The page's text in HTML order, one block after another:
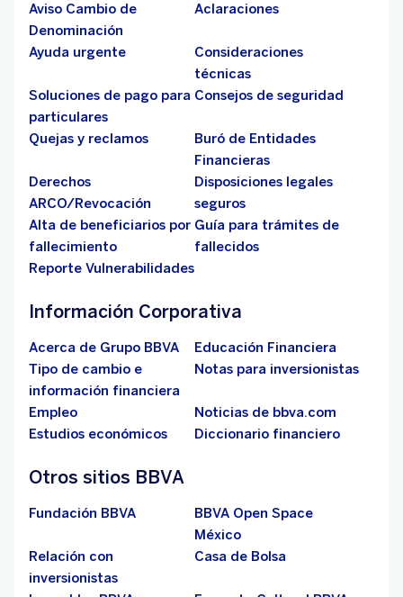
Aviso Cambio de
Denominación
Aclaraciones
Ayuda urgente
Consideraciones
técnicas
Soluciones de pago para
particulares
Consejos de seguridad
Quejas y reclamos
Buró de Entidades
Financieras
Derechos
ARCO/Revocación
Disposiciones legales
seguros
Alta de beneficiarios por
fallecimiento
Guía para trámites de
fallecidos
Reporte Vulnerabilidades
Información Corporativa
Acerca de Grupo BBVA
Educación Financiera
Tipo de cambio e
información financiera
Notas para inversionistas
Empleo
Noticias de bbva.com
Estudios económicos
Diccionario financiero
Otros sitios BBVA
Fundación BBVA
BBVA Open Space
México
Relación con
inversionistas
Casa de Bolsa